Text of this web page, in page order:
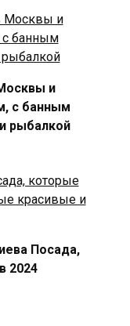
и
с банным
рыбалкой
Посада,
2024